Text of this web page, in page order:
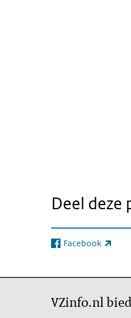
Deel deze
Facebook
(externe link)
VZinfo.nl